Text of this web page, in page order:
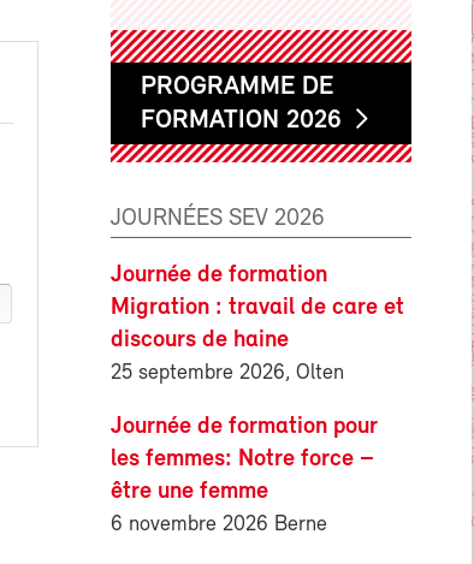
PROGRAMME DE
FORMATION 2026
JOURNÉES SEV 2026
Journée de formation
Migration : travail de care et
discours de haine
25 septembre 2026, Olten
Journée de formation pour
les femmes: Notre force –
être une femme
6 novembre 2026 Berne